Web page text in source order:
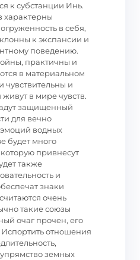
к субстанции Инь.
характерны
в себя,
к экспансии и
поведению.
практичны и
в материальном
чувствительны и
в мире чувств.
защищенный
для вечно
водных
будет много
привнесут
также
и
знаки
очень
такие союзы
очаг прочен, его
отношения
земных